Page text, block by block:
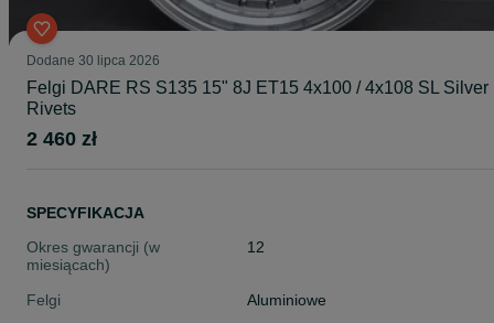
Dodane 30 lipca 2026
Felgi DARE RS S135 15" 8J ET15 4x100 / 4x108 SL Silver
Rivets
2 460 zł
SPECYFIKACJA
Okres gwarancji (w
miesiącach)
12
Felgi
Aluminiowe